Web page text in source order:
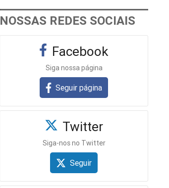
NOSSAS REDES SOCIAIS
Facebook
Siga nossa página
Seguir página
Twitter
Siga-nos no Twitter
Seguir